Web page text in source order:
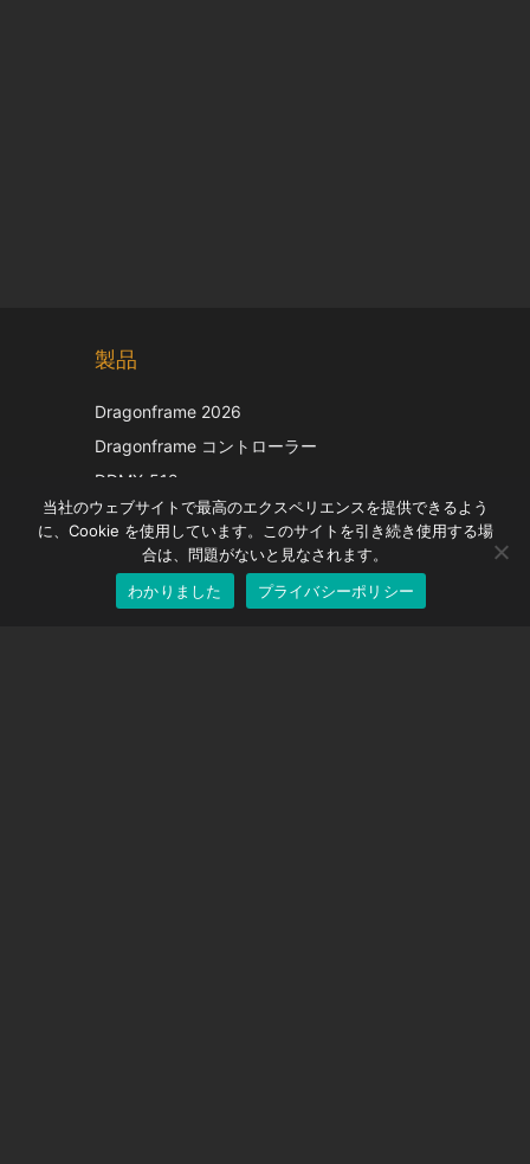
製品
Dragonframe 2026
Dragonframe コントローラー
DDMX-512
DMC-32
EOS LV補正キャップ
当社のウェブサイトで最高のエクスペリエンスを提供できるよう
に、Cookie を使用しています。このサイトを引き続き使用する場
合は、問題がないと見なされます。
わかりました
プライバシーポリシー
Japanese
English
German